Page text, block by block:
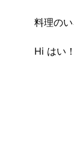
料理の
Hi はい